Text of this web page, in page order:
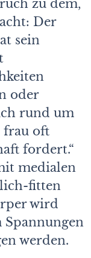
zu dem,
Der
sein
oder
rund um
frau oft
fordert.“
medialen
fitten
wird
Spannungen
werden.